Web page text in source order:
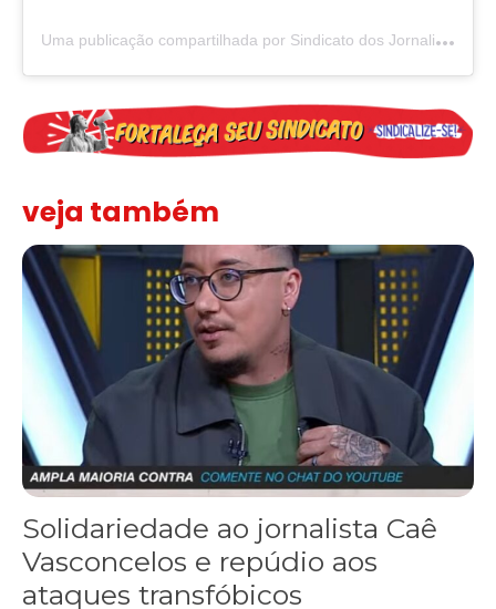
U
ma publicação compartilhada por Sindicato dos Jornalistas SP (@jornalistassp)
veja também
Solidariedade ao jornalista Caê Vasconcelos e repúdio aos
Solidariedade ao jornalista Caê
Vasconcelos e repúdio aos
ataques transfóbicos